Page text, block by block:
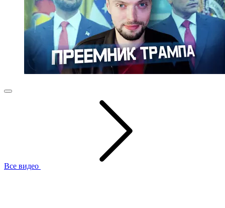
Все видео